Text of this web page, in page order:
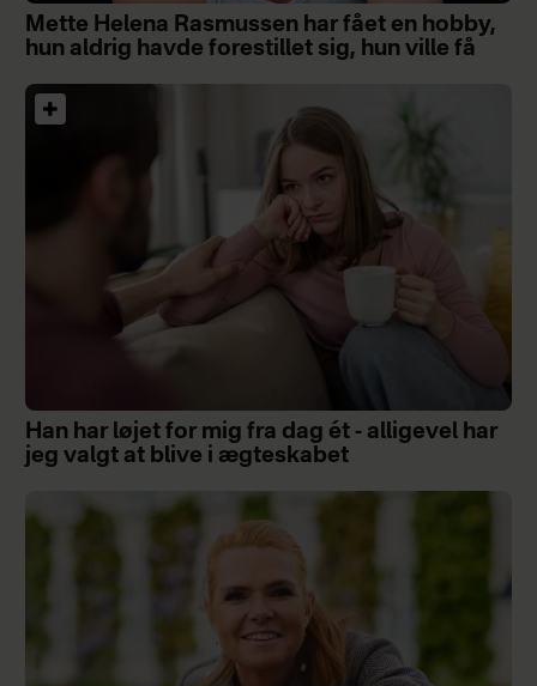
Mette Helena Rasmussen har fået en hobby,
hun aldrig havde forestillet sig, hun ville få
Han har løjet for mig fra dag ét - alligevel har
jeg valgt at blive i ægteskabet